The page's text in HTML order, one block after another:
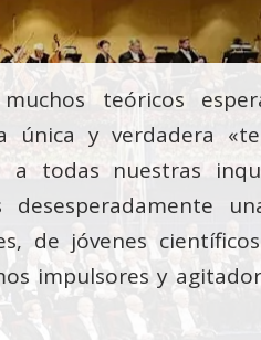
teóricos
única y verdadera
a todas nuestras
desesperadamente
de jóvenes
impulsores y